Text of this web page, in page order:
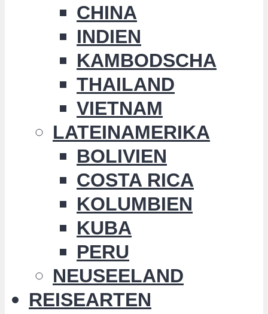
CHINA
INDIEN
KAMBODSCHA
THAILAND
VIETNAM
LATEINAMERIKA
BOLIVIEN
COSTA RICA
KOLUMBIEN
KUBA
PERU
NEUSEELAND
REISEARTEN